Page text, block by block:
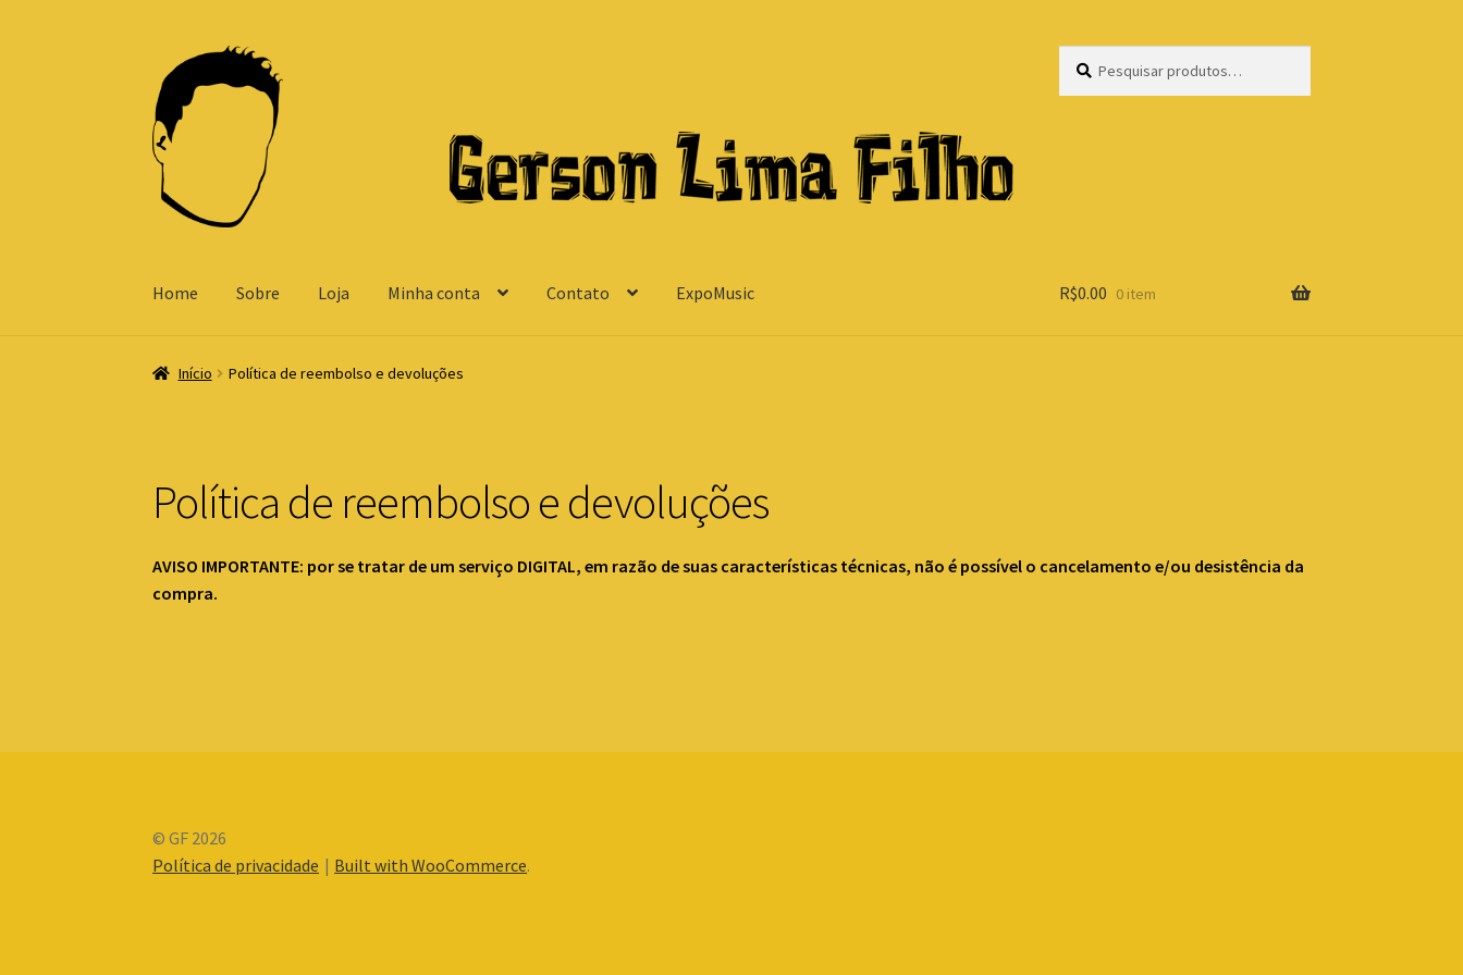
Pular
para
navegação
Pular
para
o
conteúdo
por:
Home Sobre Loja Minha conta Contato ExpoMusic R$0.00 0 item
Início Política de reembolso e devoluções
Política de reembolso e devoluções
AVISO IMPORTANTE: por se tratar de um serviço DIGITAL, em razão de suas características técnicas, não é possível o cancelamento e/ou desistência da
compra.
© GF 2026
Política de privacidade
Built with WooCommerce.